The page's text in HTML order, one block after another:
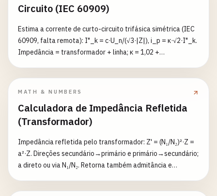
Circuito (IEC 60909)
Estima a corrente de curto-circuito trifásica simétrica (IEC
60909, falta remota): I"_k = c·U_n/(√3·|Z|), i_p = κ·√2·I"_k.
Impedância = transformador + linha; κ = 1,02 +
MATH & NUMBERS
Calculadora de Impedância Refletida
(Transformador)
Impedância refletida pelo transformador: Z' = (N₁/N₂)²·Z =
a²·Z. Direções secundário→primário e primário→secundário;
a direto ou via N₁/N₂. Retorna também admitância e